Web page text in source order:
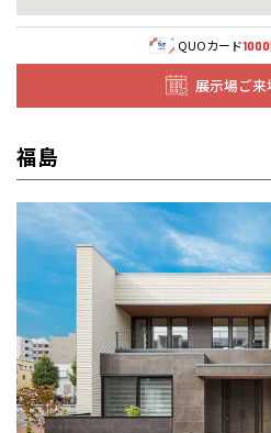
QUOカード1000
展示場ご
福島
道央
道東
青森
山形
宮城
福島
甲信越・北陸
長野
富山
石川
福井
神奈川
埼玉
千葉
茨城
栃木
愛知
岐阜
静岡
三重
近畿
大阪
京都
兵庫
奈良
中国・四国
岡山
香川
愛媛
九州
福岡
佐賀
分譲マンション
※現住所のある都道府県以外の建築予
道央
苫小牧千歳
小樽
旭川
道東
帯広
釧路
青森県
八戸
青森
秋田
山形県
山形
宮城県
仙台
福島県
郡山
福島
いわき
会津
甲信越・北陸
新潟県
新潟
長岡
長野県
長野
松本
富山県
富山
石川県
金沢
福井県
福井
湘南
相模
埼玉県
埼玉
所沢
千葉県
千葉
柏
茨城県
水戸
愛知県
名古屋
豊橋
岐阜県
岐阜
静岡県
静岡
浜松
三重県
四日市
近畿
大阪府
大阪
京都府
京都
兵庫県
姫路
奈良県
奈良
中国・四国
岡山県
岡山
香川県
高松
愛媛県
松山
九州
福岡県
福岡
佐賀県
佐賀